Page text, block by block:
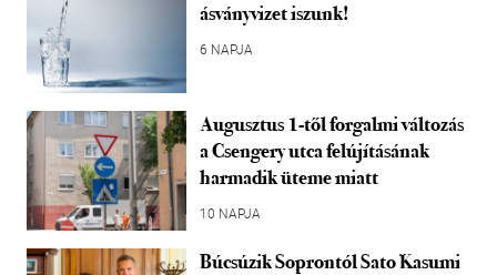
ásványvizet iszunk!
6 NAPJA
Augusztus 1-től forgalmi változás
a Csengery utca felújításának
harmadik üteme miatt
10 NAPJA
Búcsúzik Soprontól Sato Kasumi